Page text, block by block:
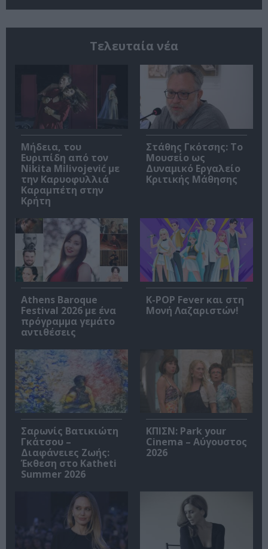
Τελευταία νέα
Μήδεια, του
Ευριπίδη από τον
Nikita Milivojević με
την Καρυοφυλλιά
Καραμπέτη στην
Κρήτη
Στάθης Γκότσης: Το
Μουσείο ως
Δυναμικό Εργαλείο
Κριτικής Μάθησης
Athens Baroque
Festival 2026 με ένα
πρόγραμμα γεμάτο
αντιθέσεις
K-POP Fever και στη
Μονή Λαζαριστών!
Σαρωνίς Βατικιώτη
Γκάτσου –
Διαφάνειες Ζωής:
Έκθεση στο Katheti
Summer 2026
ΚΠΙΣΝ: Park your
Cinema – Αύγουστος
2026